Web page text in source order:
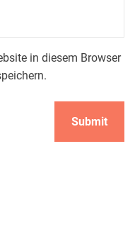
in diesem Browser